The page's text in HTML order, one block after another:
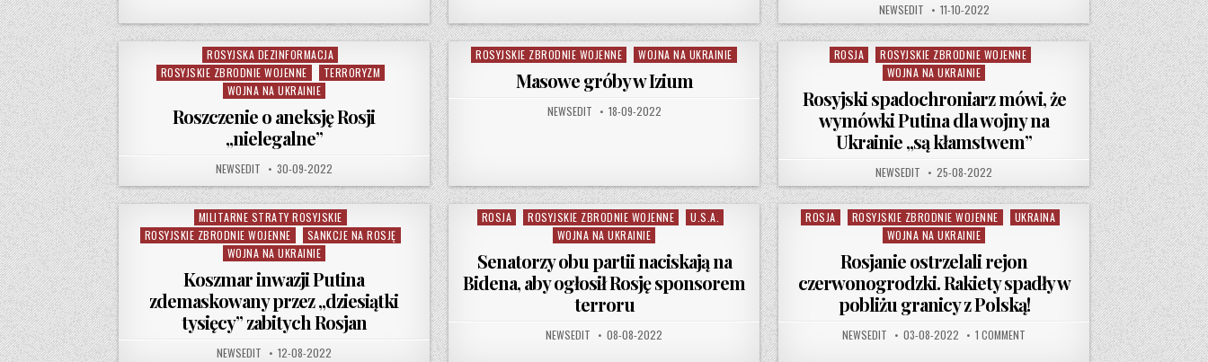
AUTHOR:
NEWSEDIT PUBLISHED DATE:
11-10-2022
Posted in
ROSYJSKA DEZINFORMACJA
ROSYJSKIE ZBRODNIE WOJENNE
TERRORYZM
WOJNA NA UKRAINIE
Roszczenie o aneksję Rosji
„nielegalne”
AUTHOR:
NEWSEDIT PUBLISHED DATE:
30-09-2022
Posted in
ROSYJSKIE ZBRODNIE WOJENNE WOJNA NA UKRAINIE
Masowe gróby w Izium
AUTHOR:
NEWSEDIT PUBLISHED DATE:
18-09-2022
Posted in
ROSJA
ROSYJSKIE ZBRODNIE WOJENNE
WOJNA NA UKRAINIE
Rosyjski spadochroniarz mówi, że
wymówki Putina dla wojny na
Ukrainie „są kłamstwem”
AUTHOR:
NEWSEDIT PUBLISHED DATE:
25-08-2022
Posted in
MILITARNE STRATY ROSYJSKIE
ROSYJSKIE ZBRODNIE WOJENNE
SANKCJE NA ROSJĘ
WOJNA NA UKRAINIE
Koszmar inwazji Putina
zdemaskowany przez „dziesiątki
tysięcy” zabitych Rosjan
AUTHOR:
NEWSEDIT PUBLISHED DATE:
12-08-2022
Posted in
ROSJA ROSYJSKIE ZBRODNIE WOJENNE
U.S.A.
WOJNA NA UKRAINIE
Senatorzy obu partii naciskają na
Bidena, aby ogłosił Rosję sponsorem
terroru
AUTHOR:
NEWSEDIT PUBLISHED DATE:
08-08-2022
Posted in
ROSJA ROSYJSKIE ZBRODNIE WOJENNE
UKRAINA
WOJNA NA UKRAINIE
Rosjanie ostrzelali rejon
czerwonogrodzki. Rakiety spadły w
pobliżu granicy z Polską!
AUTHOR:
NEWSEDIT PUBLISHED DATE:
03-08-2022 1 COMMENT ON ROSJANIE OSTRZELALI REJON